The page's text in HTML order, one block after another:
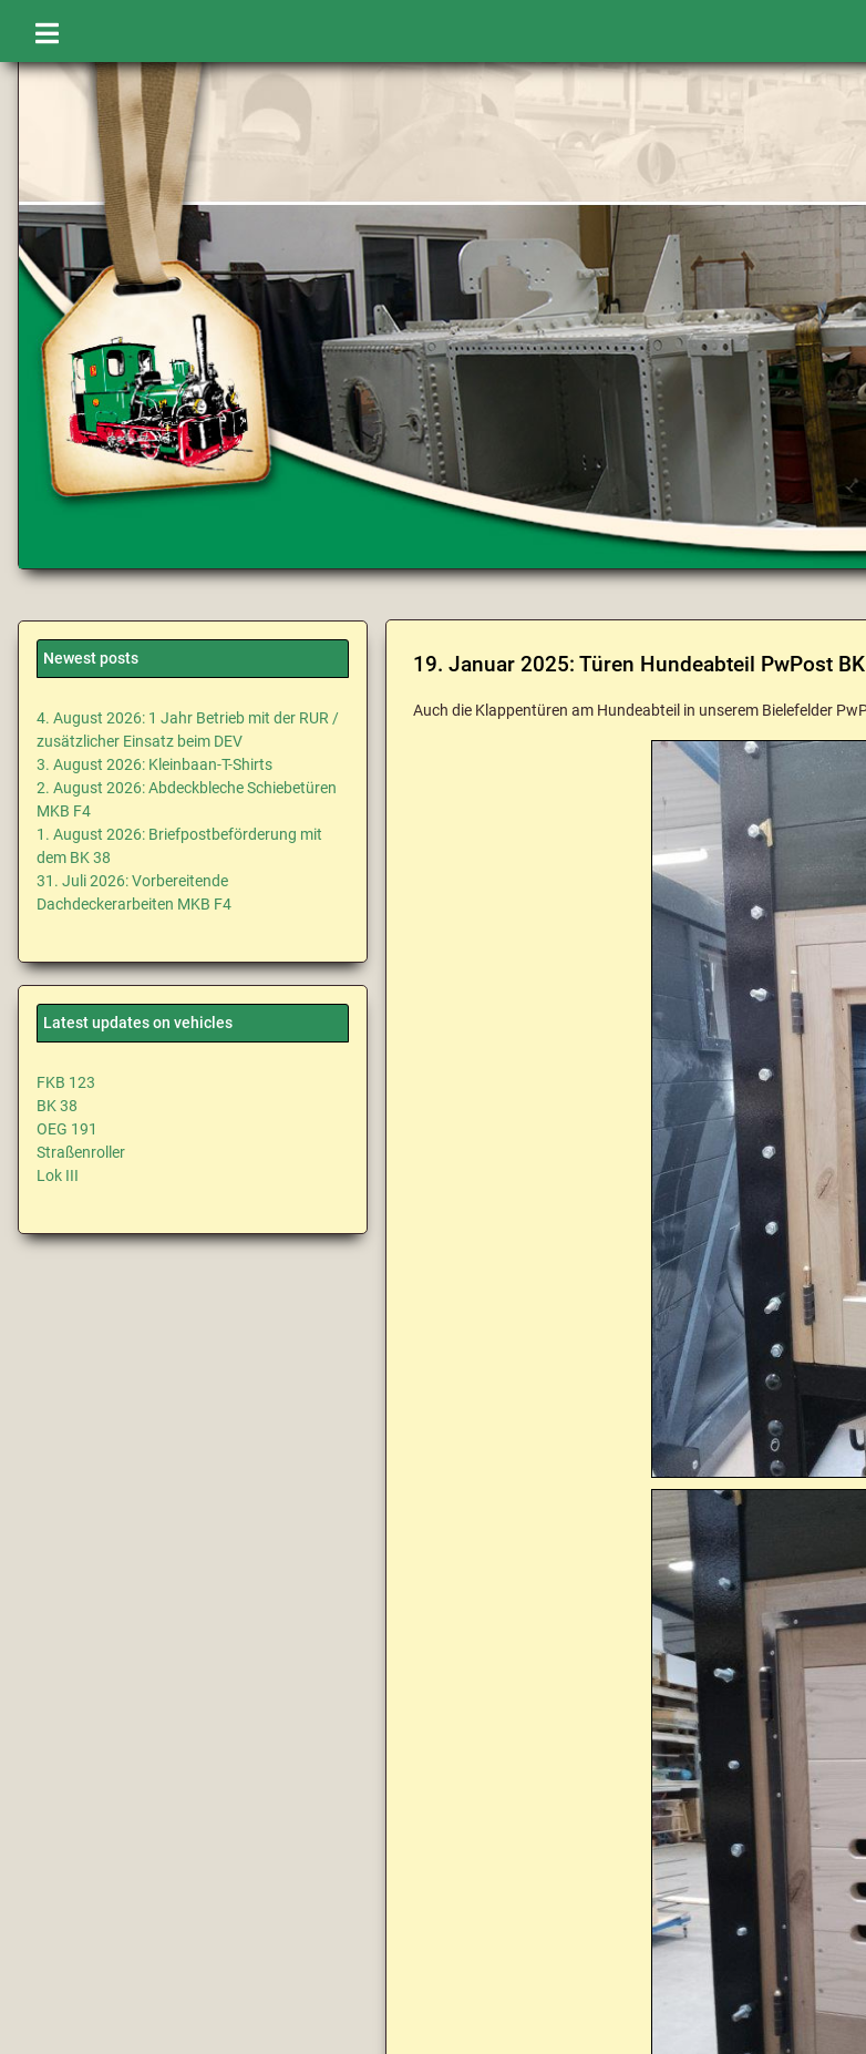
Newest posts
4. August 2026: 1 Jahr Betrieb mit der RUR /
zusätzlicher Einsatz beim DEV
3. August 2026: Kleinbaan-T-Shirts
2. August 2026: Abdeckbleche Schiebetüren
MKB F4
1. August 2026: Briefpostbeförderung mit
dem BK 38
31. Juli 2026: Vorbereitende
Dachdeckerarbeiten MKB F4
Latest updates on vehicles
FKB 123
BK 38
OEG 191
Straßenroller
Lok III
19. Januar 2025: Türen Hundeabteil PwPost
Auch die Klappentüren am Hundeabteil in unserem Bielefelder